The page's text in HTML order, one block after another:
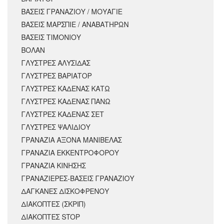
ΒΑΣΕΙΣ ΓΡΑΝΑΖΙΟΥ / ΜΟΥΑΓΙΕ
ΒΑΣΕΙΣ ΜΑΡΣΠΙΕ / ΑΝΑΒΑΤΗΡΩΝ
ΒΑΣΕΙΣ ΤΙΜΟΝΙΟΥ
ΒΟΛΑΝ
ΓΛΥΣΤΡΕΣ ΑΛΥΣΙΔΑΣ
ΓΛΥΣΤΡΕΣ ΒΑΡΙΑΤΟΡ
ΓΛΥΣΤΡΕΣ ΚΑΔΕΝΑΣ ΚΑΤΩ
ΓΛΥΣΤΡΕΣ ΚΑΔΕΝΑΣ ΠΑΝΩ
ΓΛΥΣΤΡΕΣ ΚΑΔΕΝΑΣ ΣΕΤ
ΓΛΥΣΤΡΕΣ ΨΑΛΙΔΙΟΥ
ΓΡΑΝΑΖΙΑ ΑΞΟΝΑ ΜΑΝΙΒΕΛΑΣ
ΓΡΑΝΑΖΙΑ ΕΚΚΕΝΤΡΟΦΟΡΟΥ
ΓΡΑΝΑΖΙΑ ΚΙΝΗΣΗΣ
ΓΡΑΝΑΖΙΕΡΕΣ-ΒΑΣΕΙΣ ΓΡΑΝΑΖΙΟΥ
ΔΑΓΚΑΝΕΣ ΔΙΣΚΟΦΡΕΝΟΥ
ΔΙΑΚΟΠΤΕΣ (ΣΚΡΙΠ)
ΔΙΑΚΟΠΤΕΣ STOP